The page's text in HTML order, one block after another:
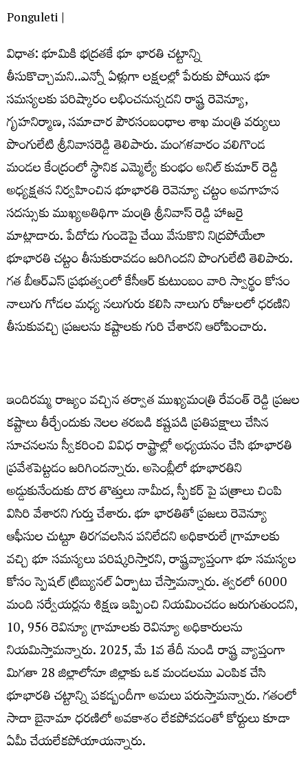
Ponguleti |
విధాత: భూమికి భద్రతకే భూ భారతి చట్టాన్ని
తీసుకొచ్చామని..ఎన్నో ఏళ్లుగా లక్షలల్లో పేరుకు పోయిన భూ
సమస్యలకు పరిష్కారం లభించనున్నదని రాష్ట్ర రెవెన్యూ,
గృహనిర్మాణ, సమాచార పౌరసంబంధాల శాఖ మంత్రి వర్యులు
పొంగులేటి శ్రీనివాసరెడ్డి తెలిపారు. మంగళవారం వలిగొండ
మండల కేంద్రంలో స్థానిక ఎమ్మెల్యే కుంభం అనిల్ కుమార్ రెడ్డి
అధ్యక్షతన నిర్వహించిన భూభారతి రెవెన్యూ చట్టం అవగాహన
సదస్సుకు ముఖ్యఅతిథిగా మంత్రి శ్రీనివాస్ రెడ్డి హాజరై
మాట్లాడారు. పేదోడు గుండెపై చేయి వేసుకొని నిద్రపోయేలా
భూభారతి చట్టం తీసుకురావడం జరిగిందని పొంగులేటి తెలిపారు.
గత బీఆర్ఎస్ ప్రభుత్వంలో కేసీఆర్ కుటుంబం వారి స్వార్థం కోసం
నాలుగు గోడల మధ్య నలుగురు కలిసి నాలుగు రోజులలో ధరణిని
తీసుకువచ్చి ప్రజలను కష్టాలకు గురి చేశారని ఆరోపించారు.
ఇందిరమ్మ రాజ్యం వచ్చిన తర్వాత ముఖ్యమంత్రి రేవంత్ రెడ్డి ప్రజల
కష్టాలు తీర్చేందుకు నెలల తరబడి కష్టపడి ప్రతిపక్షాలు చేసిన
సూచనలను స్వీకరించి వివిధ రాష్ట్రాల్లో అధ్యయనం చేసి భూభారతి
ప్రవేశపెట్టడం జరిగిందన్నారు. అసెంబ్లీలో భూభారతిని
అడ్డుకునేందుకు దొర తొత్తులు నామీద, స్పీకర్ పై పత్రాలు చింపి
విసిరి వేశారని గుర్తు చేశారు. భూ భారతితో ప్రజలు రెవెన్యూ
ఆఫీసుల చుట్టూ తిరగవలసిన పనిలేదని అధికారులే గ్రామాలకు
వచ్చి భూ సమస్యలు పరిష్కరిస్తారని, రాష్ట్రవ్యాప్తంగా భూ సమస్యల
కోసం స్పెషల్ ట్రిబ్యునల్ ఏర్పాటు చేస్తామన్నారు. త్వరలో 6000
మంది సర్వేయర్లను శిక్షణ ఇప్పించి నియమించడం జరుగుతుందని,
10, 956 రెవిన్యూ గ్రామాలకు రెవిన్యూ అధికారులను
నియమిస్తామన్నారు. 2025, మే 1వ తేదీ నుండి రాష్ట్ర వ్యాప్తంగా
మిగతా 28 జిల్లాలోనూ జిల్లాకు ఒక మండలము ఎంపిక చేసి
భూభారతి చట్టాన్ని పకడ్బందీగా అమలు పరుస్తామన్నారు. గతంలో
సాదా బైనామా ధరణిలో అవకాశం లేకపోవడంతో కోర్టులు కూడా
ఏమీ చేయలేకపోయాయన్నారు.